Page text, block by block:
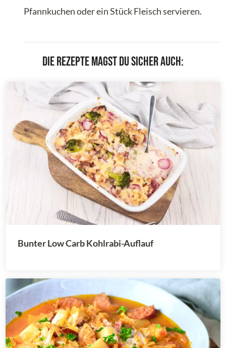
Pfannkuchen oder ein Stück Fleisch servieren.
Die Rezepte magst du sicher auch:
Bunter Low Carb Kohlrabi-Auflauf